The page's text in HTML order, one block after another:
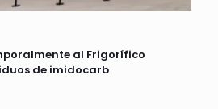
al Frigorífico
de imidocarb